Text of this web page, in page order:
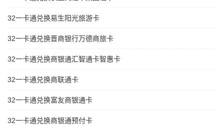
32一卡通兑换易生阳光旅游卡
32一卡通兑换晋商银行万德商旅卡
32一卡通兑换商银通汇智通卡智惠卡
32一卡通兑换商联通卡
32一卡通兑换富友商银通卡
32一卡通兑换商银通预付卡